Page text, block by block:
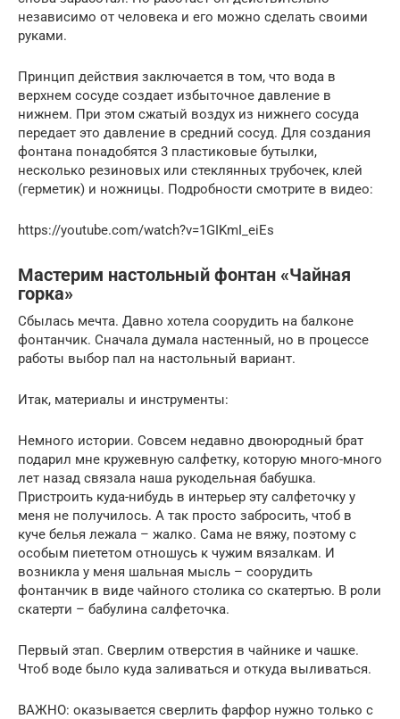
независимо от человека и его можно сделать своими
руками.
Принцип действия заключается в том, что вода в
верхнем сосуде создает избыточное давление в
нижнем. При этом сжатый воздух из нижнего сосуда
передает это давление в средний сосуд. Для создания
фонтана понадобятся 3 пластиковые бутылки,
несколько резиновых или стеклянных трубочек, клей
(герметик) и ножницы. Подробности смотрите в видео:
https://youtube.com/watch?v=1GIKmI_eiEs
Мастерим настольный фонтан «Чайная
горка»
Сбылась мечта. Давно хотела соорудить на балконе
фонтанчик. Сначала думала настенный, но в процессе
работы выбор пал на настольный вариант.
Итак, материалы и инструменты:
Немного истории. Совсем недавно двоюродный брат
подарил мне кружевную салфетку, которую много-много
лет назад связала наша рукодельная бабушка.
Пристроить куда-нибудь в интерьер эту салфеточку у
меня не получилось. А так просто забросить, чтоб в
куче белья лежала – жалко. Сама не вяжу, поэтому с
особым пиететом отношусь к чужим вязалкам. И
возникла у меня шальная мысль – соорудить
фонтанчик в виде чайного столика со скатертью. В роли
скатерти – бабулина салфеточка.
Первый этап. Сверлим отверстия в чайнике и чашке.
Чтоб воде было куда заливаться и откуда выливаться.
ВАЖНО: оказывается сверлить фарфор нужно только с